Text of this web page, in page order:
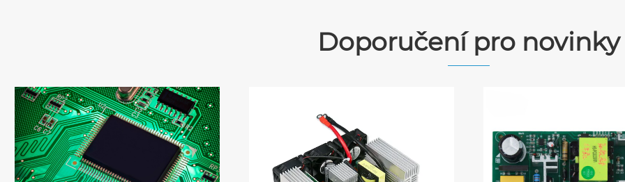
Doporučení pro novinky